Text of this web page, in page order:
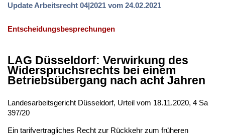
Update Arbeitsrecht 04|2021 vom 24.02.2021
Entscheidungsbesprechungen
LAG Düsseldorf: Verwirkung des
Widerspruchsrechts bei einem
Betriebsübergang nach acht Jahren
Landesarbeitsgericht Düsseldorf, Urteil vom 18.11.2020, 4 Sa
397/20
Ein tarifvertragliches Recht zur Rückkehr zum früheren